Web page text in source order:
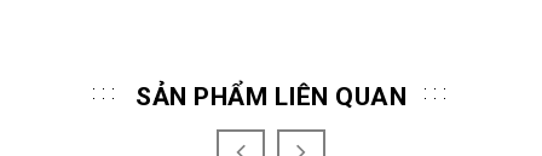
SẢN PHẨM LIÊN QUAN